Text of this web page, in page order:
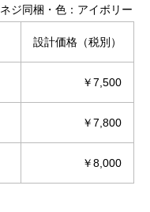
ジ同梱・色：アイボリー
設計価格（税別）
￥7,500
￥7,800
￥8,000